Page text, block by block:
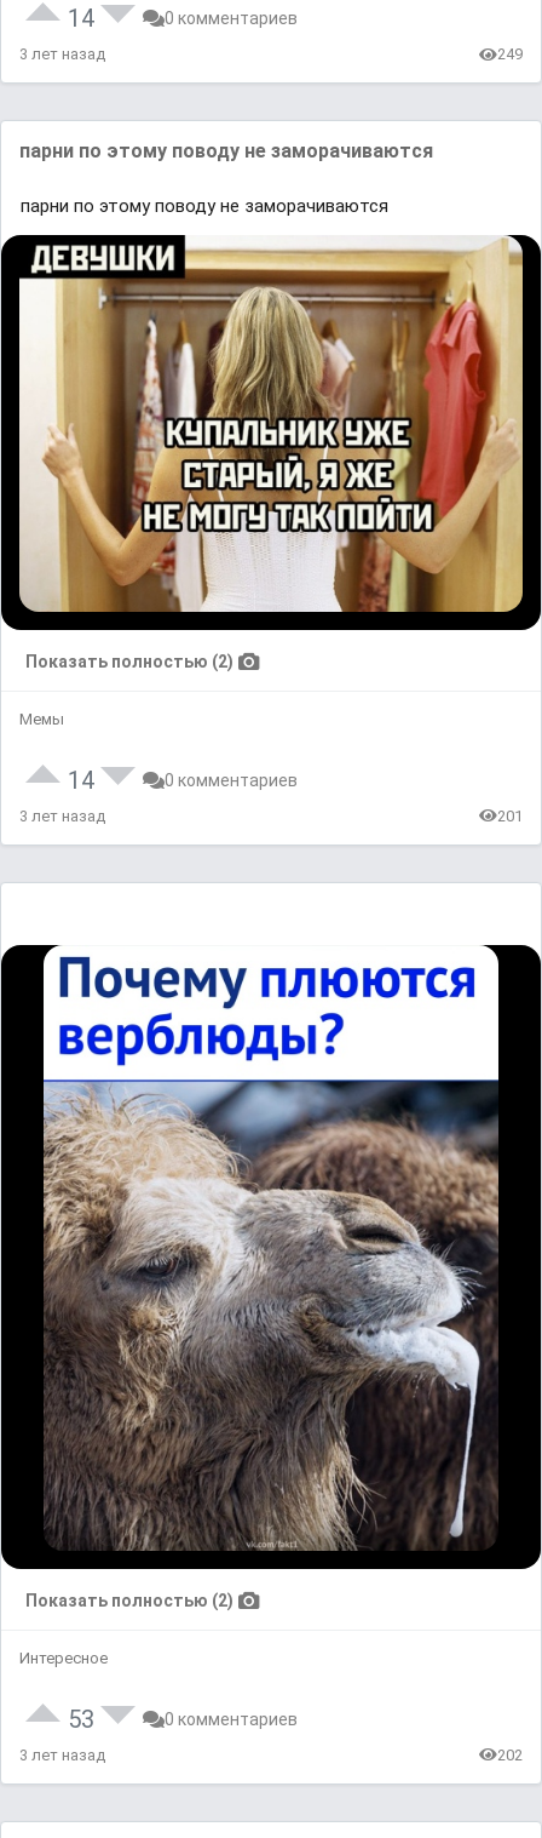
14 0 комментариев
3 лет назад 249
парни по этому поводу не заморачиваются
парни по этому поводу не заморачиваются
Показать полностью (2)
Мемы
14 0 комментариев
3 лет назад 201
Показать полностью (2)
Интересное
53 0 комментариев
3 лет назад 202